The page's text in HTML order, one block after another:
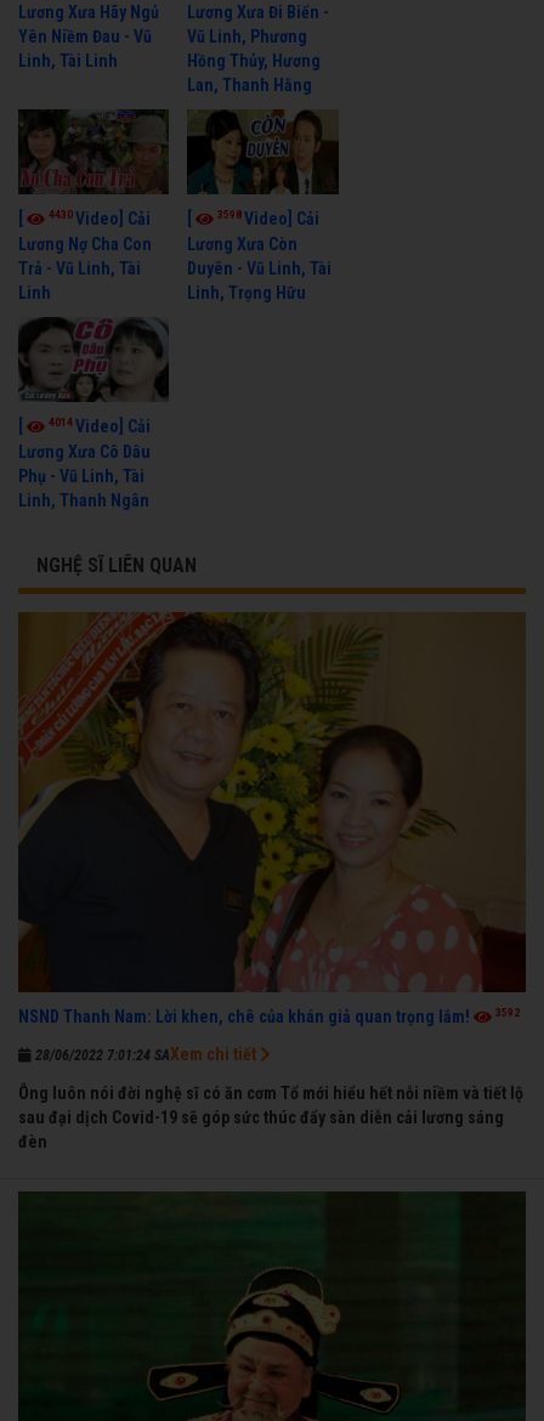
Lương Xưa Hãy Ngủ
Yên Niềm Đau - Vũ
Linh, Tài Linh
Lương Xưa Đi Biển -
Vũ Linh, Phương
Hồng Thủy, Hương
Lan, Thanh Hằng
4430Video] Cải
Lương Nợ Cha Con
Trả - Vũ Linh, Tài
Linh
3598Video] Cải
Lương Xưa Còn
Duyên - Vũ Linh, Tài
Linh, Trọng Hữu
[ 4014Video] Cải
Lương Xưa Cô Dâu
Phụ - Vũ Linh, Tài
Linh, Thanh Ngân
NGHỆ SĨ LIÊN QUAN
NSND Thanh Nam: Lời khen, chê của khán giả quan trọng lắm! 3592
28/06/2022 7:01:24 SA
Ông luôn nói đời nghệ sĩ có ăn cơm Tổ mới hiểu hết nỗi niềm và tiết lộ
sau đại dịch Covid-19 sẽ góp sức thúc đẩy sàn diễn cải lương sáng
đèn
Xem chi tiết